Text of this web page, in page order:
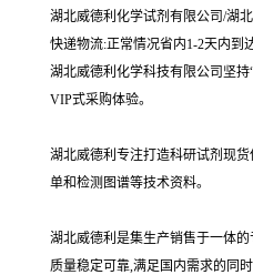
湖北威德利化学试剂有限公司/湖
快递物流:正常情况省内1-2天内到
湖北威德利化学科技有限公司坚
VIP式采购体验。
湖北威德利专注打造科研试剂现
单和检测图谱等技术资料。
湖北威德利是集生产销售于一体
质量稳定可靠,满足国内需求的同